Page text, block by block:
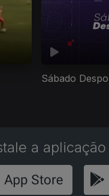
Sábado
a aplicação